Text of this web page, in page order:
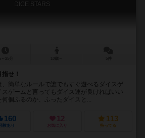
DICE STARS
せ！
簡単なルールで誰でもすぐ遊べるダイスゲ
ゲームと言ってもダイス運が良ければいい
個ふるのか、ふったダイスと...
160
験あり
12
お気に入り
113
持ってる